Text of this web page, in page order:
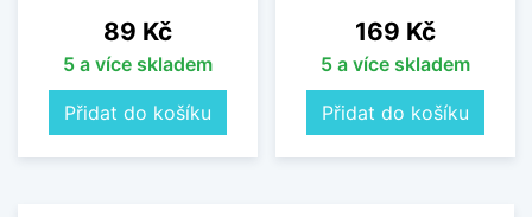
Cena
89 Kč
5 a více skladem
Přidat do košíku
Cena
169 Kč
5 a více skladem
Přidat do košíku